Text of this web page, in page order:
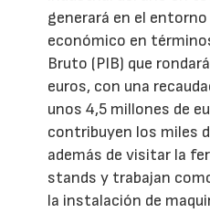
generará en el
económico en
Bruto (PIB) que
euros, con una
unos 4,5 millones de
contribuyen los miles
además de visitar la
stands y trabajan
la instalación de